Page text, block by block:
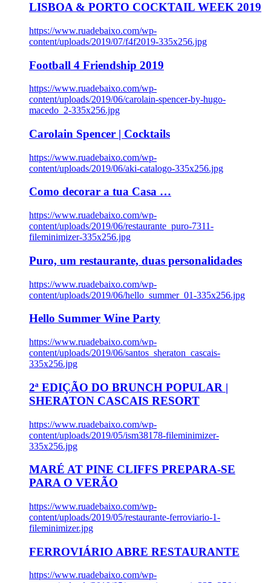
LISBOA & PORTO COCKTAIL WEEK 2019
https://www.ruadebaixo.com/wp-
content/uploads/2019/07/f4f2019-335x256.jpg
Football 4 Friendship 2019
https://www.ruadebaixo.com/wp-
content/uploads/2019/06/carolain-spencer-by-hugo-
macedo_2-335x256.jpg
Carolain Spencer | Cocktails
https://www.ruadebaixo.com/wp-
content/uploads/2019/06/aki-catalogo-335x256.jpg
Como decorar a tua Casa …
https://www.ruadebaixo.com/wp-
content/uploads/2019/06/restaurante_puro-7311-
fileminimizer-335x256.jpg
Puro, um restaurante, duas personalidades
https://www.ruadebaixo.com/wp-
content/uploads/2019/06/hello_summer_01-335x256.jpg
Hello Summer Wine Party
https://www.ruadebaixo.com/wp-
content/uploads/2019/06/santos_sheraton_cascais-
335x256.jpg
2ª EDIÇÃO DO BRUNCH POPULAR |
SHERATON CASCAIS RESORT
https://www.ruadebaixo.com/wp-
content/uploads/2019/05/ism38178-fileminimizer-
335x256.jpg
MARÉ AT PINE CLIFFS PREPARA-SE
PARA O VERÃO
https://www.ruadebaixo.com/wp-
content/uploads/2019/05/restaurante-ferroviario-1-
fileminimizer.jpg
FERROVIÁRIO ABRE RESTAURANTE
https://www.ruadebaixo.com/wp-